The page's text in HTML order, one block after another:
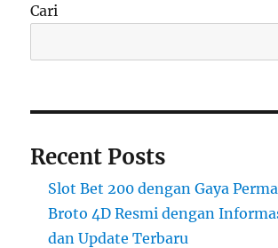
Cari
Recent Posts
Slot Bet 200 dengan Gaya
Broto 4D Resmi dengan
dan Update Terbaru